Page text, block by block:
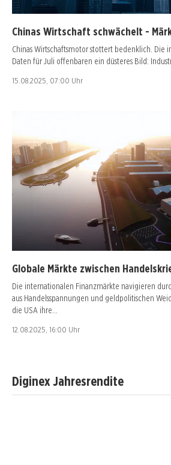
Chinas Wirtschaft schwächelt -
Chinas Wirtschaftsmotor stottert bedenklich. Die
Daten für Juli offenbaren ein düsteres Bild:
15.08.2025, 07:00 Uhr
Globale Märkte zwischen
Die internationalen Finanzmärkte navigieren
aus Handelsspannungen und geldpolitischen
die USA ihre…
12.08.2025, 16:00 Uhr
Diginex Jahresrendite